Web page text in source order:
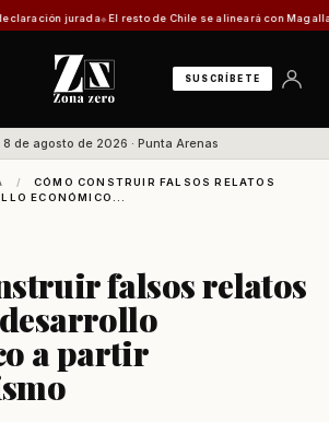
jurada El resto de Chile se alineará con Magallanes:
SUSCRÍBETE
8 de agosto de 2026 · Punta Arenas
/
CÓMO CONSTRUIR FALSOS RELATOS
ECONÓMICO...
falsos relatos
a partir